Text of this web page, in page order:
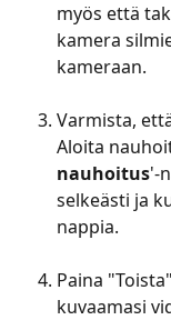
myös että
kamera
kameraan.
Varmista,
Aloita
nauhoitus'-
selkeästi ja
nappia.
Paina
kuvaamasi